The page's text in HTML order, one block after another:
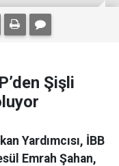
Şişli
Yardımcısı, İBB
Emrah Şahan,